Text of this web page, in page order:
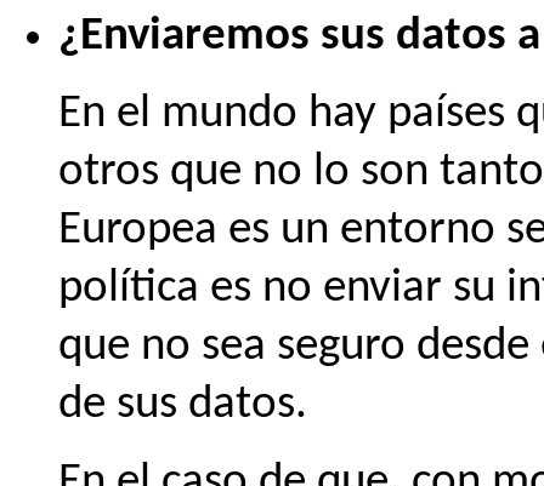
¿Enviaremos sus datos
En el mundo hay países
otros que no lo son
Europea es un entorno
política es no enviar su
que no sea seguro
de sus datos.